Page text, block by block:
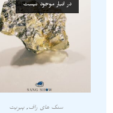
در انبار موجود نیست
سنگ های راف, پیریت